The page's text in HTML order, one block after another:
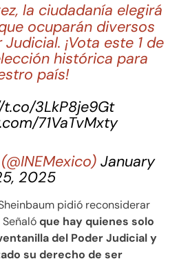
la ciudadanía elegirá
ocuparán diversos
¡Vota este 1 de
histórica para
país!
3LkP8je9Gt
71VaTvMxty
January
2025
pidió reconsiderar
que hay quienes solo
del Poder Judicial y
su derecho de ser